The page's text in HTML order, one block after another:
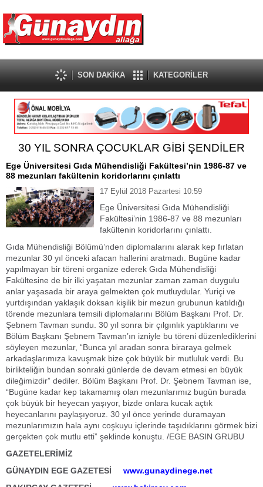
SON DAKİKA KATEGORİLER
30 YIL SONRA ÇOCUKLAR GİBİ ŞENDİLER
Ege Üniversitesi Gıda Mühendisliği Fakültesi’nin 1986-87 ve
88 mezunları fakültenin koridorlarını çınlattı
17 Eylül 2018 Pazartesi 10:59
Ege Üniversitesi Gıda Mühendisliği
Fakültesi’nin 1986-87 ve 88 mezunları
fakültenin koridorlarını çınlattı.
Gıda Mühendisliği Bölümü’nden diplomalarını alarak kep fırlatan
mezunlar 30 yıl önceki afacan hallerini aratmadı. Bugüne kadar
yapılmayan bir töreni organize ederek Gıda Mühendisliği
Fakültesine de bir ilki yaşatan mezunlar zaman zaman duygulu
anlar yaşasada bir araya gelmekten çok mutluydular. Yuriçi ve
yurtdışından yaklaşık doksan kişilik bir mezun grubunun katıldığı
törende mezunlara temsili diplomalarını Bölüm Başkanı Prof. Dr.
Şebnem Tavman sundu. 30 yıl sonra bir çılgınlık yaptıklarını ve
Bölüm Başkanı Şebnem Tavman’ın izniyle bu töreni düzenlediklerini
söyleyen mezunlar, “Bunca yıl aradan sonra biraraya gelmek
arkadaşlarımıza kavuşmak bize çok büyük bir mutluluk verdi. Bu
birlikteliğin bundan sonraki günlerde de devam etmesi en büyük
dileğimizdir” dediler. Bölüm Başkanı Prof. Dr. Şebnem Tavman ise,
“Bugüne kadar kep takamamış olan mezunlarımız bugün burada
çok büyük bir heyecan yaşıyor, bizde onlara kucak açtık
heyecanlarını paylaşıyoruz. 30 yıl önce yerinde duramayan
mezunlarımızın hala aynı coşkuyu içlerinde taşıdıklarını görmek bizi
gerçekten çok mutlu etti” şeklinde konuştu. /EGE BASIN GRUBU
GAZETELERİMİZ
GÜNAYDIN EGE GAZETESİ
www.gunaydinege.net